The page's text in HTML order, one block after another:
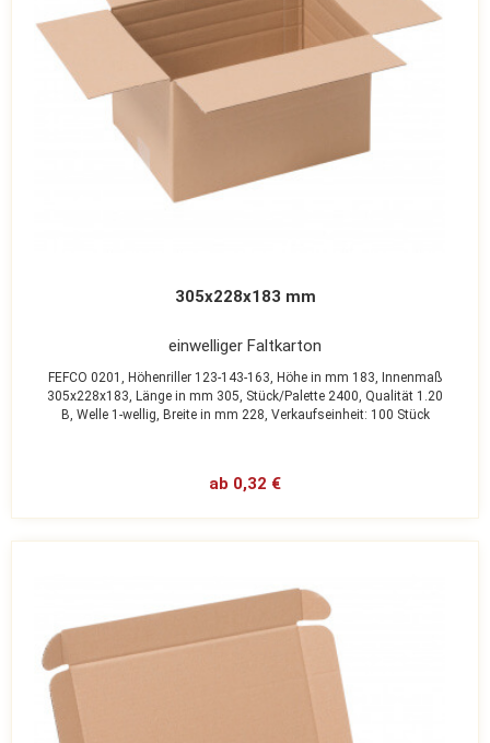
305x228x183 mm
einwelliger Faltkarton
FEFCO 0201, Höhenriller 123-143-163, Höhe in mm 183, Innenmaß
305x228x183, Länge in mm 305, Stück/Palette 2400, Qualität 1.20
B, Welle 1-wellig, Breite in mm 228, Verkaufseinheit: 100 Stück
ab 0,32 €